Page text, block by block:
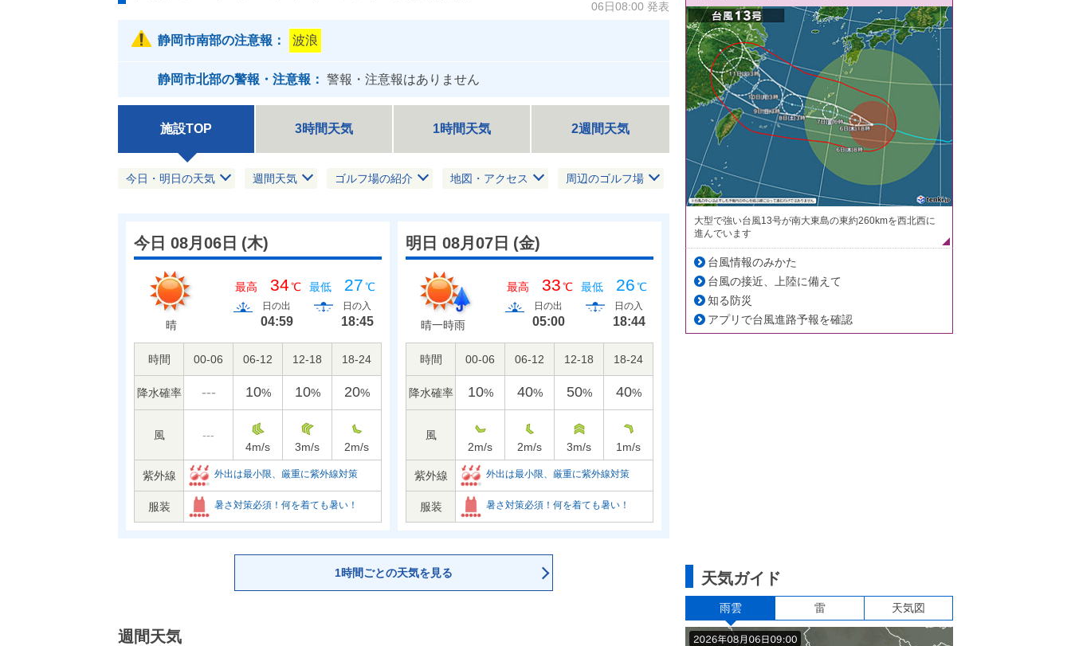
06日08:00 発表
静岡市南部の注意報： 波浪
静岡市北部の警報・注意報： 警報・注意報はありません
施設TOP 3時間天気 1時間天気 2週間天気
今日・明日の天気 週間天気 ゴルフ場の紹介 地図・アクセス 周辺のゴルフ場
今日 08月06日 (木)
晴
最高 34℃ 最低 27℃
日の出
04:59
日の入
18:45
時間 00-06 06-12 12-18 18-24
降水確率 --- 10% 10% 20%
風
---
4m/s 3m/s 2m/s
明日 08月07日 (金)
晴一時雨
最高 33℃ 最低 26℃
日の出
05:00
日の入
18:44
時間 00-06 06-12 12-18 18-24
降水確率 10% 40% 50% 40%
風
2m/s 2m/s 3m/s 1 m/s
紫外線 外出は最小限、厳重に紫外線対策
服装 暑さ対策必須！何を着ても暑い！
紫外線 外出は最小限、厳重に紫外線対策
服装 暑さ対策必須！何を着ても暑い！
1時間ごとの天気を見る
週間天気
大型で強い台風13号が南大東島の東約260kmを西北西に
進んでいます
台風情報のみかた
台風の接近、上陸に備えて
知る防災
アプリで台風進路予報を確認
天気ガイド
雨雲 雷 天気図